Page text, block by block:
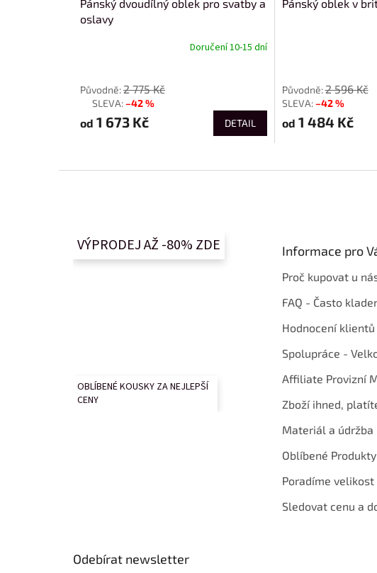
Pánský dvoudílný oblek pro svatby a
oslavy
Doručení 10-15 dní
2 775 Kč
–42 %
od 1 673 Kč DETAIL
Pánský oblek v
2 596 Kč
–42 %
od 1 484 Kč
VÝPRODEJ AŽ -80% ZDE
OBLÍBENÉ KOUSKY ZA NEJLEPŠÍ
CENY
Informace pro
Proč kupovat u
FAQ - Často
Hodnocení klientů
Spolupráce -
Affiliate Provizní
Zboží ihned,
Materiál a údržba
Oblíbené Produkty
Poradíme velikost
Sledovat cenu a
Odebírat newsletter